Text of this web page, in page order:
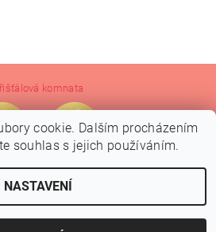
komnata
Design, všechna práva vyhrazena
cookie. Dalším procházením
souhlas s jejich používáním.
NASTAVENÍ